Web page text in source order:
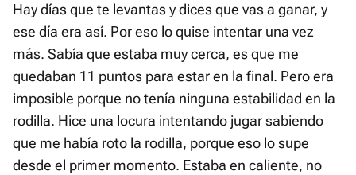
Hay días que te levantas y dices que vas a ganar, y
ese día era así. Por eso lo quise intentar una vez
más. Sabía que estaba muy cerca, es que me
quedaban 11 puntos para estar en la final. Pero era
imposible porque no tenía ninguna estabilidad en la
rodilla. Hice una locura intentando jugar sabiendo
que me había roto la rodilla, porque eso lo supe
desde el primer momento. Estaba en caliente, no